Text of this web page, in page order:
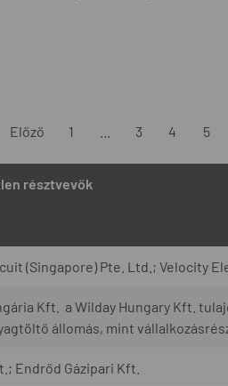
Előző 1 3 4 5
résztvevők
(Singapore) Pte. Ltd.; Velocity
Kft. a Wilday Hungary Kft.
állomás, mint
Endrőd Gázipari Kft.